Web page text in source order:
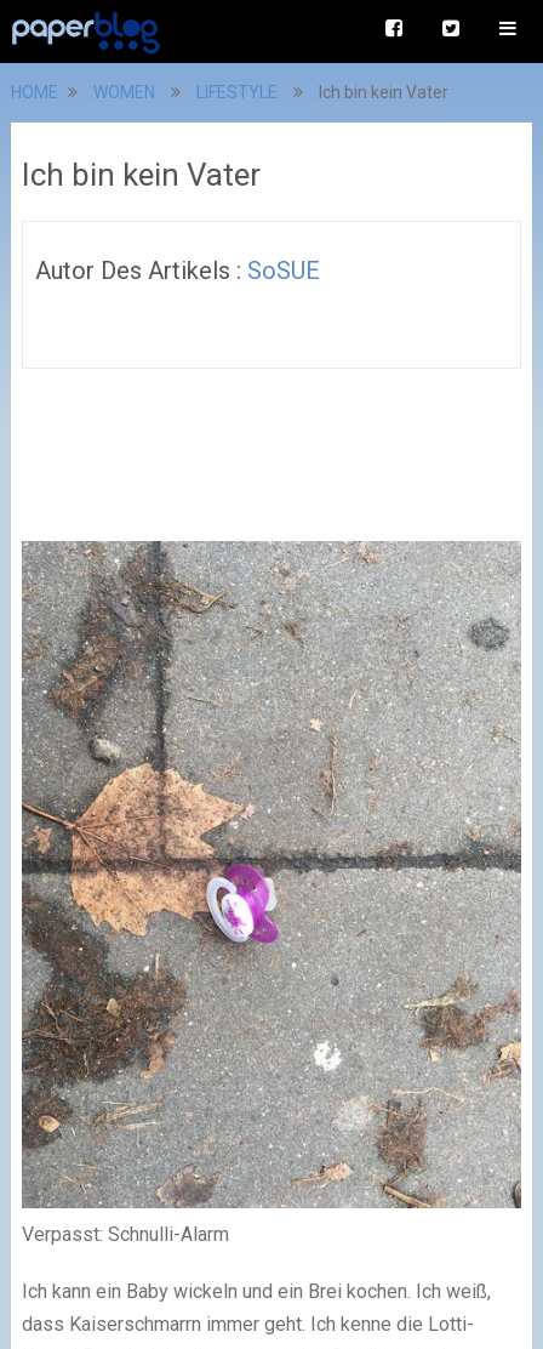
HOME WOMEN LIFESTYLE Ich bin kein Vater
Ich bin kein Vater
Autor Des Artikels : SoSUE
Verpasst: Schnulli-Alarm
Ich kann ein Baby wickeln und ein Brei kochen. Ich weiß,
dass Kaiserschmarrn immer geht. Ich kenne die Lotti-